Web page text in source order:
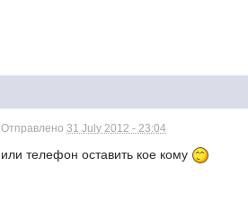
Отправлено31 July 2012 - 23:04
или телефон оставить кое кому